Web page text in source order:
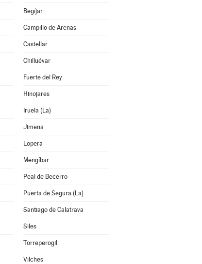
Begíjar
Campillo de Arenas
Castellar
Chilluévar
Fuerte del Rey
Hinojares
Iruela (La)
Jimena
Lopera
Mengíbar
Peal de Becerro
Puerta de Segura (La)
Santiago de Calatrava
Siles
Torreperogil
Vilches